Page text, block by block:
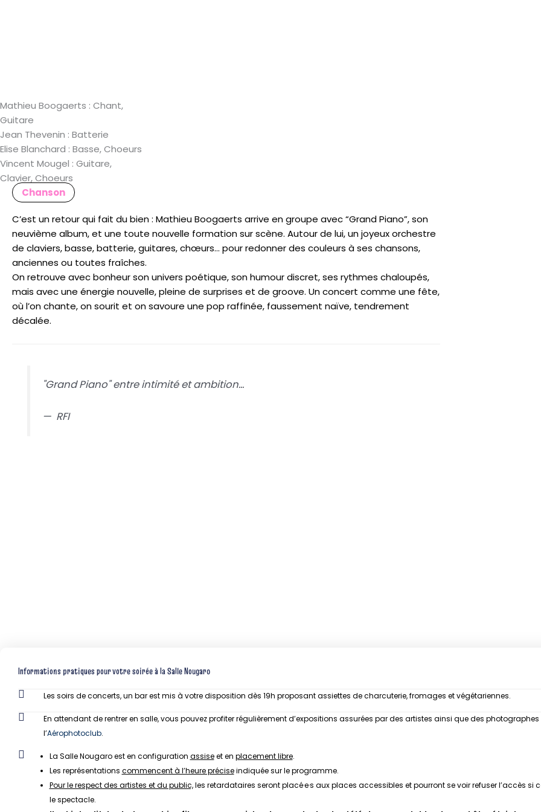
Mathieu Boogaerts : Chant,
Guitare
Jean Thevenin : Batterie
Elise Blanchard : Basse, Choeurs
Vincent Mougel : Guitare,
Clavier, Choeurs
Chanson
C’est un retour qui fait du bien : Mathieu Boogaerts arrive en groupe avec “Grand Piano”, son
neuvième album, et une toute nouvelle formation sur scène. Autour de lui, un joyeux orchestre
de claviers, basse, batterie, guitares, chœurs… pour redonner des couleurs à ses chansons,
anciennes ou toutes fraîches.
On retrouve avec bonheur son univers poétique, son humour discret, ses rythmes chaloupés,
mais avec une énergie nouvelle, pleine de surprises et de groove. Un concert comme une fête,
où l’on chante, on sourit et on savoure une pop raffinée, faussement naïve, tendrement
décalée.
"Grand Piano" entre intimité et ambition...
— RFI
Informations pratiques pour votre soirée à la Salle Nougaro
Les soirs de concerts, un bar est mis à votre disposition dès 19h proposant assiettes de charcuterie, fromages et végétariennes.
En attendant de rentrer en salle, vous pouvez profiter régulièrement d’expositions assurées par des artistes ainsi que des photographes
l’Aérophotoclub.
La Salle Nougaro est en configuration assiseet en placement libre.
Les représentations commencent à l’heure préciseindiquée sur le programme.
Pour le respect des artistes et du public,les retardataires seront placé·e·s aux places accessibles et pourront se voir refuser l’accès si
le spectacle.